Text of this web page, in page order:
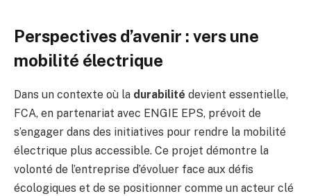
Perspectives d’avenir : vers une
mobilité électrique
Dans un contexte où la durabilité devient essentielle,
FCA, en partenariat avec ENGIE EPS, prévoit de
s’engager dans des initiatives pour rendre la mobilité
électrique plus accessible. Ce projet démontre la
volonté de l’entreprise d’évoluer face aux défis
écologiques et de se positionner comme un acteur clé